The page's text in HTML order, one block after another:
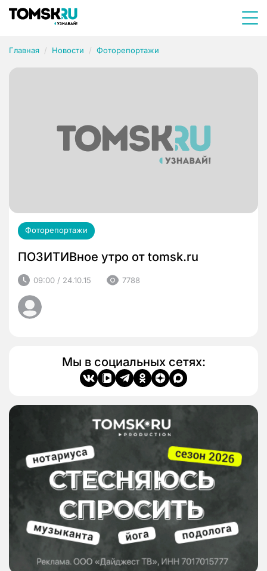
Главная Новости Фоторепортажи
Фоторепортажи
ПОЗИТИВное утро от tomsk.ru
09:00 / 24.10.15 7788
Мы в социальных сетях: